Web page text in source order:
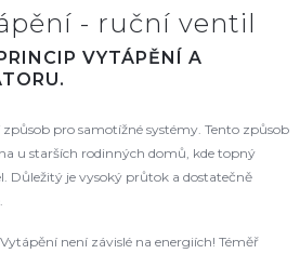
- ruční ventil
VYTÁPĚNÍ A
pro samotížné systémy. Tento způsob
u starších rodinných domů, kde topný
Důležitý je vysoký průtok a dostatečně
není závislé na energiích! Téměř